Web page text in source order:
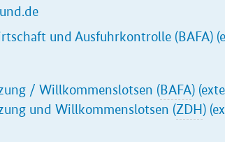
und Ausfuhrkontrolle (BAFA)
/ Willkommenslotsen (BAFA)
und Willkommenslotsen (ZDH)